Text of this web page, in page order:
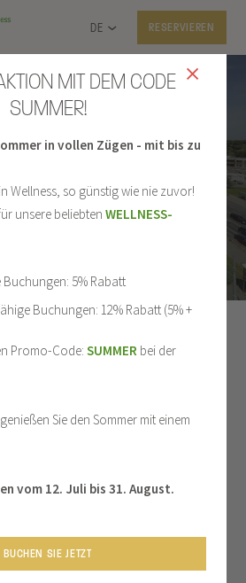
DE RESERVIEREN
KONFERENZEN
MIT DEM CODE
SUMMER!
in vollen Zügen - mit bis zu
Wellness, so günstig wie nie zuvor!
unsere beliebtenWELLNESS-
5% Rabatt
Buchungen: 12% Rabatt (5% +
Promo-Code:SUMMER bei der
Sie den Sommer mit einem
vom 12. Juli bis 31. August.
BUCHEN SIE JETZT